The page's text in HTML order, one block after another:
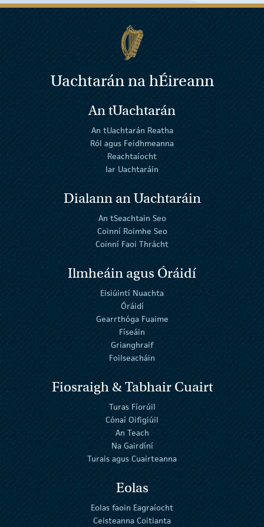
Uachtarán nahÉireann
An tUachtarán
An tUachtarán Reatha
Ról agus Feidhmeanna
Reachtaíocht
Iar Uachtaráin
Dialann an Uachtaráin
An tSeachtain Seo
Coinní Roimhe Seo
Coinní Faoi Thrácht
Ilmheáin agus Óráidí
Eisiúintí Nuachta
Óráidí
Gearrthóga Fuaime
Físeáin
Grianghraif
Foilseacháin
Fiosraigh & Tabhair Cuairt
Turas Fíorúil
Cónaí Oifigiúil
An Teach
Na Gairdíní
Turais agus Cuairteanna
Eolas
Eolas faoin Eagraíocht
Ceisteanna Coitianta